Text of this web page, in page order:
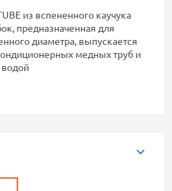
из вспененного каучука
предназначенная для
диаметра, выпускается
медных труб и
водой